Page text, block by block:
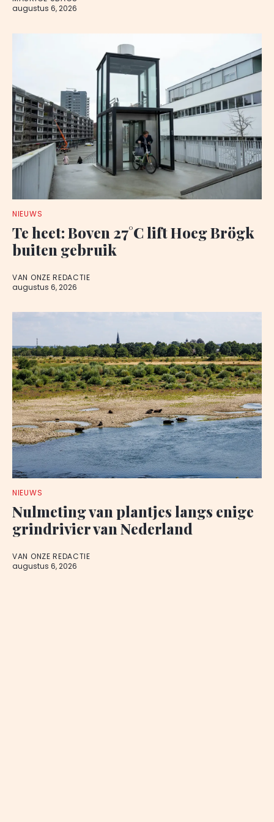
augustus 6, 2026
NIEUWS
Te heet: Boven 27°C lift Hoeg Brögk
buiten gebruik
VAN ONZE REDACTIE
augustus 6, 2026
NIEUWS
Nulmeting van plantjes langs enige
grindrivier van Nederland
VAN ONZE REDACTIE
augustus 6, 2026